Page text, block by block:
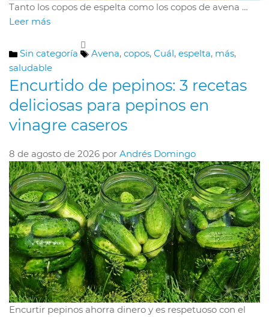
Tanto los copos de espelta como los copos de avena …
Leer más
Categorías
Sin categoría
Etiquetas
Avena, copos, Cuál, espelta, más,
saludable
Encurtido de pepinos: 3 recetas
deliciosas para pepinos en
vinagre caseros
8 de agosto de 2026 por Andrés Domingo
Encurtir pepinos ahorra dinero y es respetuoso con el